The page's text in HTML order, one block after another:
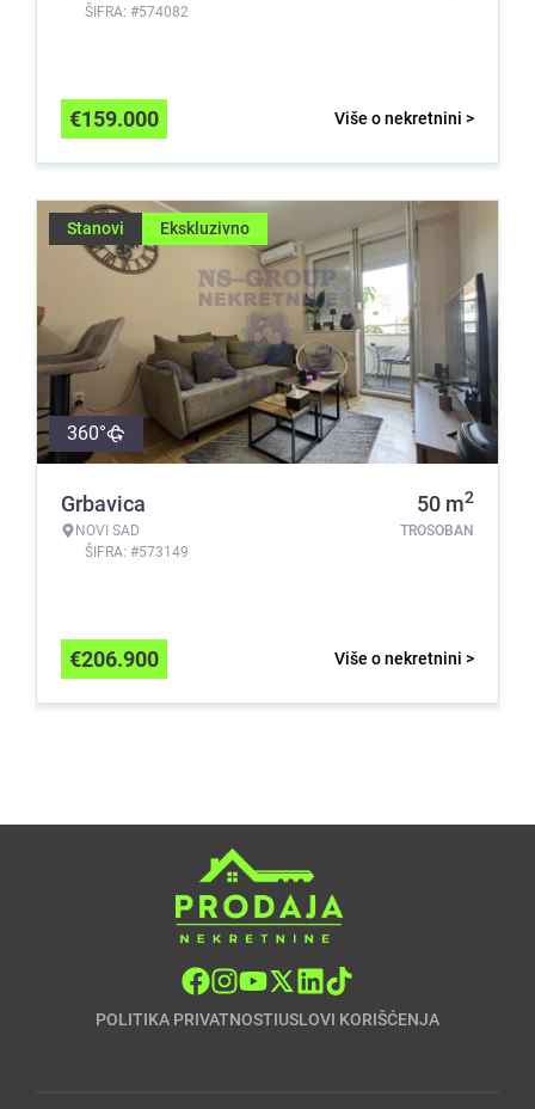
ŠIFRA: #574082
Više o nekretnini >
€159.000
Stanovi Ekskluzivno
360°
Grbavica
NOVI SAD
ŠIFRA: #573149
50 m2
TROSOBAN
Više o nekretnini >
€206.900
POLITIKA PRIVATNOSTIUSLOVI KORIŠĆENJA